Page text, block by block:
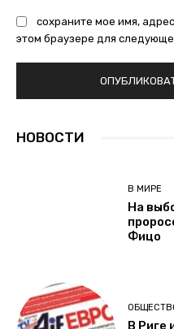
сохраните мое имя,
этом браузере для
НОВОСТИ
В МИРЕ
На
Фицо
В Риге